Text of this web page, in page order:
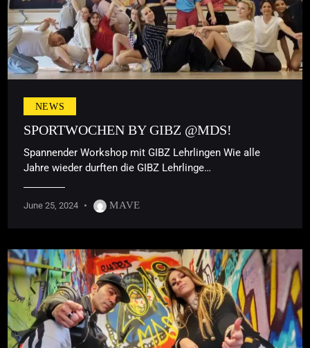
NEWS
SPORTWOCHEN BY GIBZ @MDS!
Spannender Workshop mit GIBZ Lehrlingen Wie alle
Jahre wieder durften die GIBZ Lehrlinge…
June 25, 2024 MAVE